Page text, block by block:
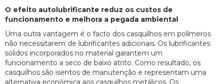
O efeito autolubrificante reduz os custos de
funcionamento e melhora a pegada ambiental
Uma outra vantagem é o facto dos casquilhos em polímeros
não necessitarem de lubrificantes adicionais. Os lubrificantes
sólidos incorporados no material garantem um
funcionamento a seco de baixo atrito. Como resultado, os
casquilhos são isentos de manutenção e representam uma
alternativa económica aos casquilhos metálicos. Os